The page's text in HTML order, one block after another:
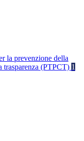
la prevenzione della
trasparenza (PTPCT) 1